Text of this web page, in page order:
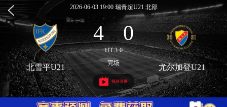
2026-06-03 19:00 瑞青超U21 北部
4 : 0
HT 3-0
北雪平U21 完场 尤尔加登U21
视频直播